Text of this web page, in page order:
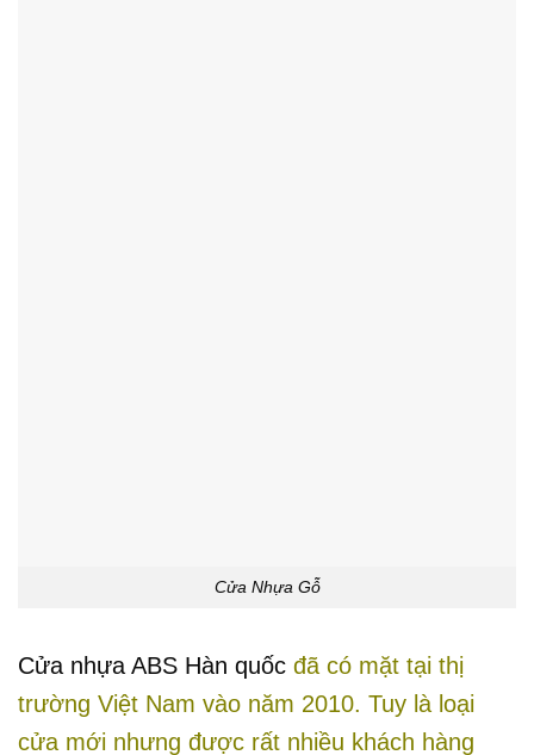
Cửa Nhựa Gỗ
Cửa nhựa ABS Hàn quốc đã có mặt tại thị
trường Việt Nam vào năm 2010. Tuy là loại
cửa mới nhưng được rất nhiều khách hàng